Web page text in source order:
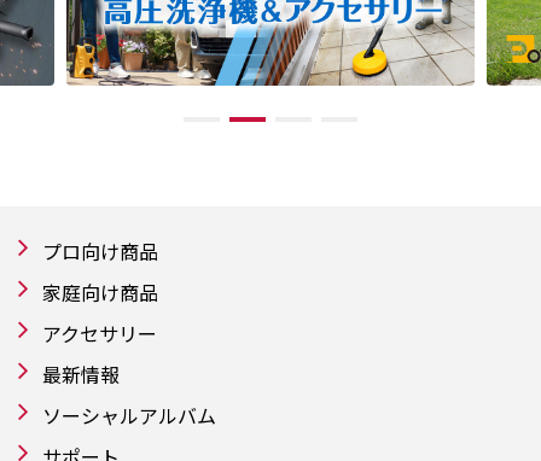
プロ向け商品
家庭向け商品
アクセサリー
最新情報
ソーシャルアルバム